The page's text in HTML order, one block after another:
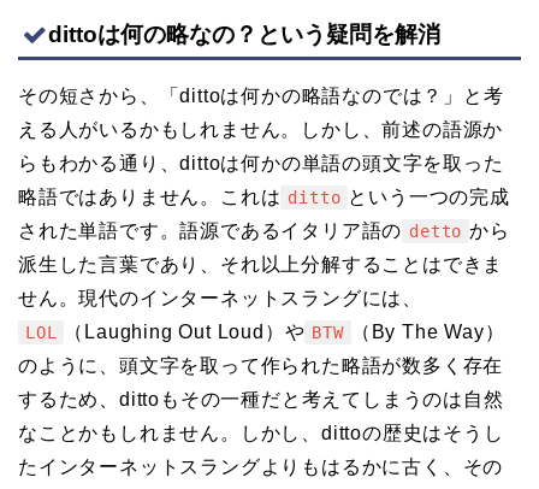
dittoは何の略なの？という疑問を解消
その短さから、「dittoは何かの略語なのでは？」と考
える人がいるかもしれません。しかし、前述の語源か
らもわかる通り、dittoは何かの単語の頭文字を取った
略語ではありません。これは ditto という一つの完成
された単語です。語源であるイタリア語の detto から
派生した言葉であり、それ以上分解することはできま
せん。現代のインターネットスラングには、
LOL （Laughing Out Loud）や BTW
（By The Way）
のように、頭文字を取って作られた略語が数多く存在
するため、dittoもその一種だと考えてしまうのは自然
なことかもしれません。しかし、dittoの歴史はそうし
たインターネットスラングよりもはるかに古く、その